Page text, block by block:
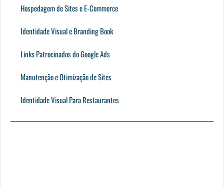
Hospedagem de Sites e E-Commerce
Identidade Visual e Branding Book
Links Patrocinados do Google Ads
Manutenção e Otimização de Sites
Identidade Visual Para Restaurantes